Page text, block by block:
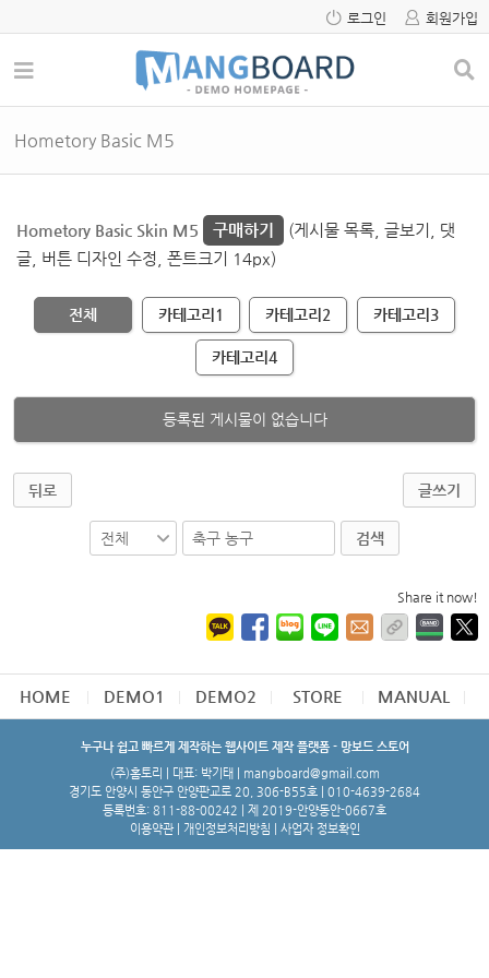
로그인 회원가입
Hometory Basic M5
Hometory Basic Skin M5 구매하기
(게시물 목록, 글보기, 댓
글, 버튼 디자인 수정, 폰트크기 14px)
전체 카테고리1 카테고리2 카테고리3
카테고리4
등록된 게시물이 없습니다
뒤로 글쓰기
검색
Share it now!
HOME DEMO1 DEMO2 STORE MANUAL
누구나 쉽고 빠르게 제작하는 웹사이트 제작 플랫폼 - 망보드 스토어
(주)홈토리 | 대표: 박기태 | mangboard@gmail.com
경기도 안양시 동안구 안양판교로 20, 306-B55호 | 010-4639-2684
등록번호: 811-88-00242 | 제 2019-안양동안-0667호
이용약관| 개인정보처리방침 사업자 정보확인